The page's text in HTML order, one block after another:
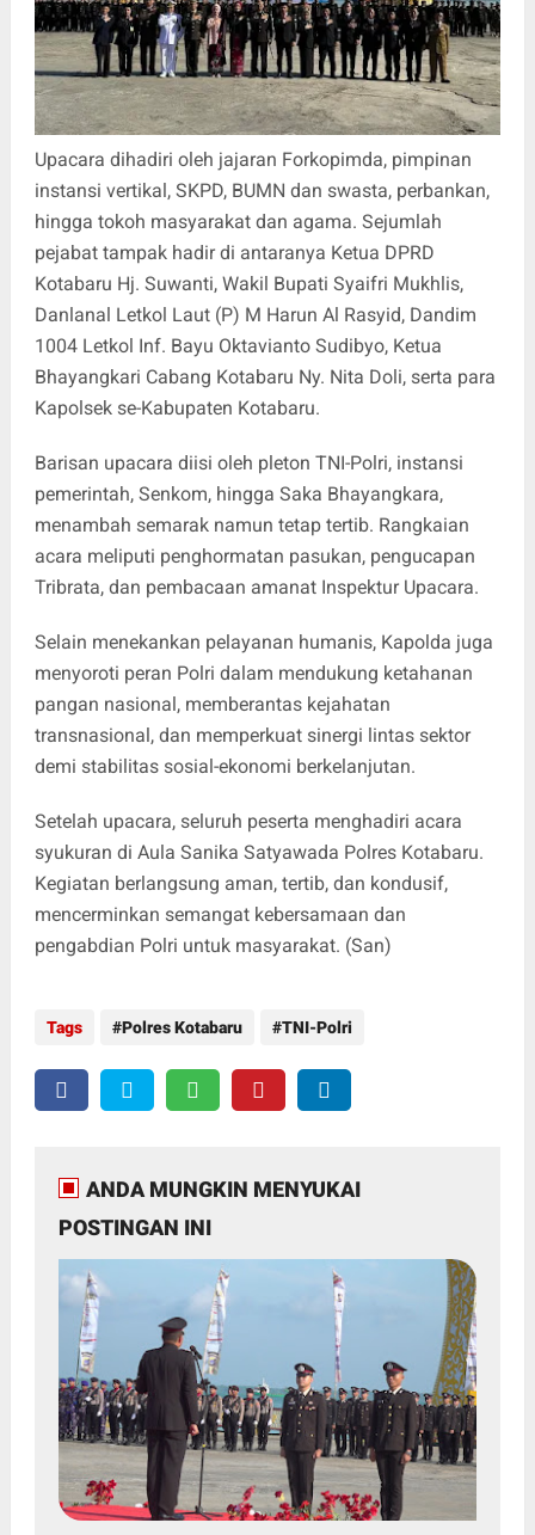
Upacara dihadiri oleh jajaran Forkopimda, pimpinan
instansi vertikal, SKPD, BUMN dan swasta, perbankan,
hingga tokoh masyarakat dan agama. Sejumlah
pejabat tampak hadir di antaranya Ketua DPRD
Kotabaru Hj. Suwanti, Wakil Bupati Syaifri Mukhlis,
Danlanal Letkol Laut (P) M Harun Al Rasyid, Dandim
1004 Letkol Inf. Bayu Oktavianto Sudibyo, Ketua
Bhayangkari Cabang Kotabaru Ny. Nita Doli, serta para
Kapolsek se-Kabupaten Kotabaru.
Barisan upacara diisi oleh pleton TNI-Polri, instansi
pemerintah, Senkom, hingga Saka Bhayangkara,
menambah semarak namun tetap tertib. Rangkaian
acara meliputi penghormatan pasukan, pengucapan
Tribrata, dan pembacaan amanat Inspektur Upacara.
Selain menekankan pelayanan humanis, Kapolda juga
menyoroti peran Polri dalam mendukung ketahanan
pangan nasional, memberantas kejahatan
transnasional, dan memperkuat sinergi lintas sektor
demi stabilitas sosial-ekonomi berkelanjutan.
Setelah upacara, seluruh peserta menghadiri acara
syukuran di Aula Sanika Satyawada Polres Kotabaru.
Kegiatan berlangsung aman, tertib, dan kondusif,
mencerminkan semangat kebersamaan dan
pengabdian Polri untuk masyarakat. (San)
Tags Polres Kotabaru TNI-Polri
ANDA MUNGKIN MENYUKAI
POSTINGAN INI